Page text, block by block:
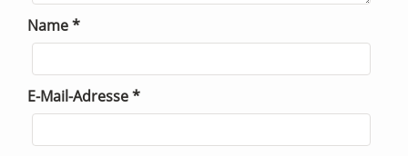
Name*
E-Mail-Adresse*